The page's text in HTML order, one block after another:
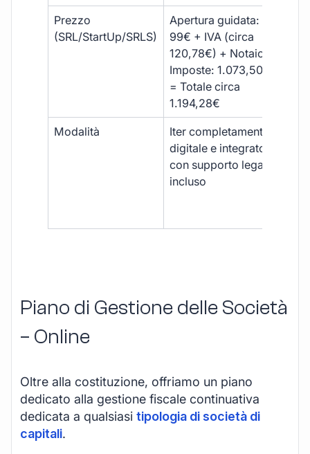
Prezzo
(SRL/StartUp/SRLS)
Apertura guidata:
99€ + IVA (circa
120,78€) + Notaio e
Imposte: 1.073,50€
= Totale circa
1.194,28€
Modalità
Iter completamente
digitale e integrato,
con supporto legale
incluso
Piano di Gestione delle Società
– Online
Oltre alla costituzione, offriamo un piano
dedicato alla gestione fiscale continuativa
dedicata a qualsiasi tipologia di società di
capitali.